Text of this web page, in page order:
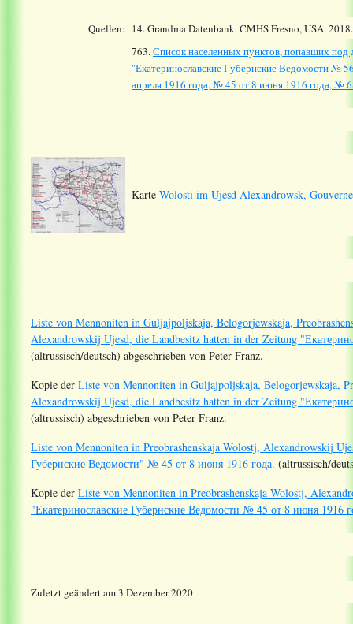
Quellen: 14.Grandma Datenbank. CMHS Fresno, USA.
763.Список населенных пунктов, попавших под
"Екатеринославские Губернские Ведомости №
апреля 1916 года, № 45 от 8 июня 1916 года, №
Karte Wolosti im Ujesd Alexandrowsk,
Liste von Mennoniten in Guljajpoljskaja, Belogorjewskaja,
Alexandrowskij Ujesd, die Landbesitz hatten in der Zeitung
(altrussisch/deutsch) abgeschrieben von Peter Franz.
Kopie der Liste von Mennoniten in Guljajpoljskaja, Belogorjewskaja,
Alexandrowskij Ujesd, die Landbesitz hatten in der Zeitung
(altrussisch) abgeschrieben von Peter Franz.
Liste von Mennoniten in Preobrashenskaja Wolostj, Alexandrowskij
Губернские Ведомости" № 45 от 8 июня 1916 года. (altrussisch/
Kopie der Liste von Mennoniten in Preobrashenskaja Wolostj,
"Екатеринославские Губернские Ведомости № 45 от 8 июня 1916
Zuletzt geändert am 3 Dezember 2020